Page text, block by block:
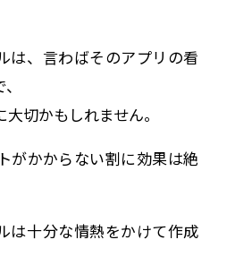
は、言わばそのアプリの看
切かもしれません。
がかからない割に効果は絶
は十分な情熱をかけて作成